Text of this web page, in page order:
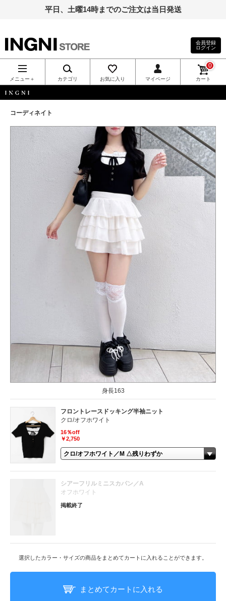
平日、土曜14時までのご注文は当日発送
INGNI（イン
グ）公式通
販｜INGNI
STORE
会員登録
ログイン
メニュー＋ カテゴリ お気に入り マイページ カート
0
コーディネイト
身長163
フロントレースドッキング半袖ニット
クロ/オフホワイト
16％off
￥2,750
シアーフリルミニスカパン／A
オフホワイト
掲載終了
選択したカラー・サイズの商品をまとめてカートに入れることができます。
まとめてカートに入れる